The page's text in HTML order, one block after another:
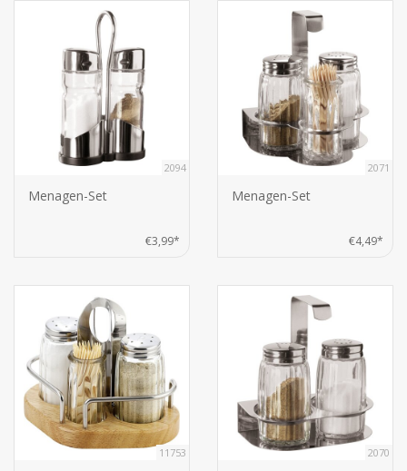
2094
Menagen-Set
€3,99*
2071
Menagen-Set
€4,49*
11753 2070